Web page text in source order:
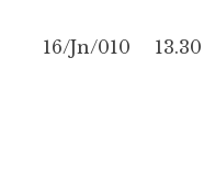
16/Jn/010 13.30